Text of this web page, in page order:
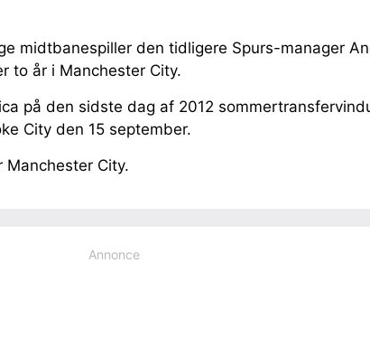
midtbanespiller den tidligere Spurs-manager
to år i Manchester City.
på den sidste dag af 2012
City den 15 september.
Manchester City.
Annonce